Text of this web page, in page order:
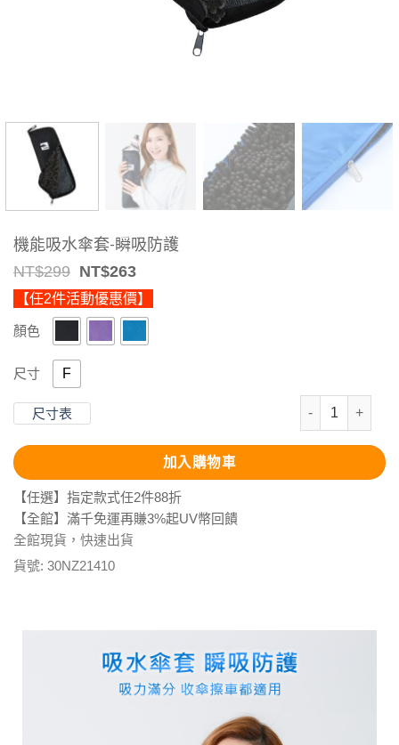
機能吸水傘套-瞬吸防護
NT$299 Original
price
was:
NT$299.
NT$263Current
price
is:
NT$263.
【任2件活動優惠價】
顏色
尺寸 F
尺寸表
機能吸水傘套-
加入購物車
【任選】指定款式任2件88折
【全館】滿千免運再賺3%起UV幣回饋
全館現貨，快速出貨
貨號: 30NZ21410